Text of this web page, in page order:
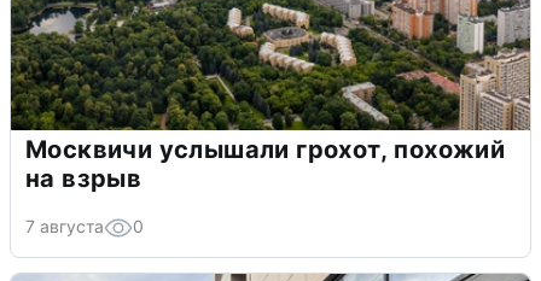
Москвичи услышали грохот, похожий
на взрыв
7 августа 0